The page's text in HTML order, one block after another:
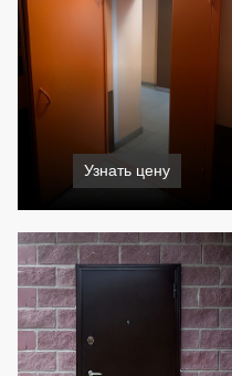
Узнать цену